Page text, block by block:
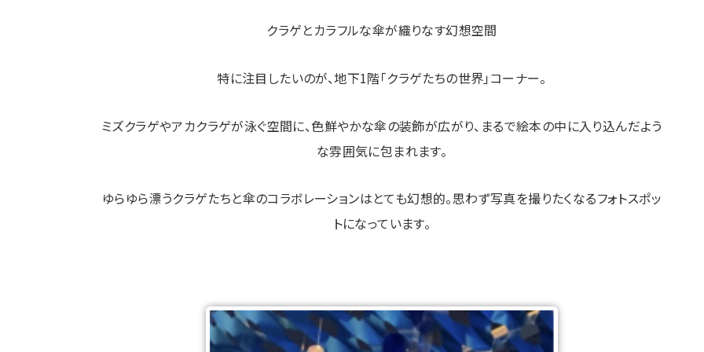
クラゲとカラフルな傘が織りなす幻想空間
特に注目したいのが、地下1階「クラゲたちの世界」コーナー。
ミズクラゲやアカクラゲが泳ぐ空間に、色鮮やかな傘の装飾が広がり、まるで絵本の中に入り込んだよう
な雰囲気に包まれます。
ゆらゆら漂うクラゲたちと傘のコラボレーションはとても幻想的。思わず写真を撮りたくなるフォトスポッ
トになっています。